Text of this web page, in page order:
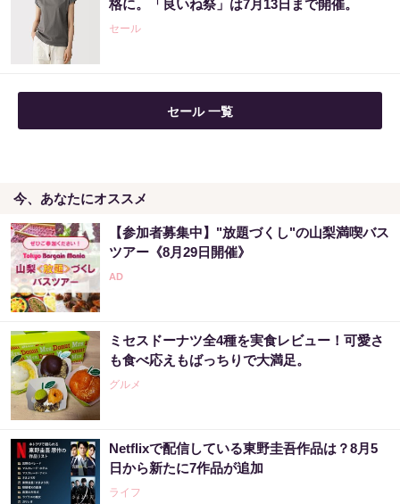
格に。「良いね祭」は7月13日まで開催。
セール
セール 一覧
今、あなたにオススメ
【参加者募集中】"放題づくし"の山梨満喫バス
ツアー《8月29日開催》
ミセスドーナツ全4種を実食レビュー！可愛さ
も食べ応えもばっちりで大満足。
グルメ
Netflixで配信している東野圭吾作品は？8月5
日から新たに7作品が追加
ライフ